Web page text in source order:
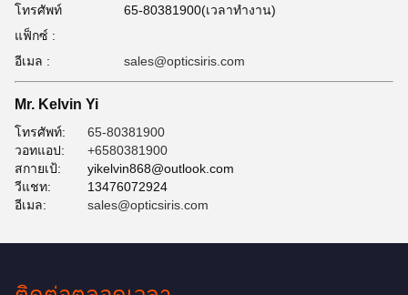
โทรศัพท์
65-80381900(เวลาทํางาน)
แฟ็กซ์ :
อีเมล :
sales@opticsiris.com
Mr. Kelvin Yi
โทรศัพท์:
65-80381900
วอทแอป:
+6580381900
สกายเป้:
yikelvin868@outlook.com
วีแชท:
13476072924
อีเมล:
sales@opticsiris.com